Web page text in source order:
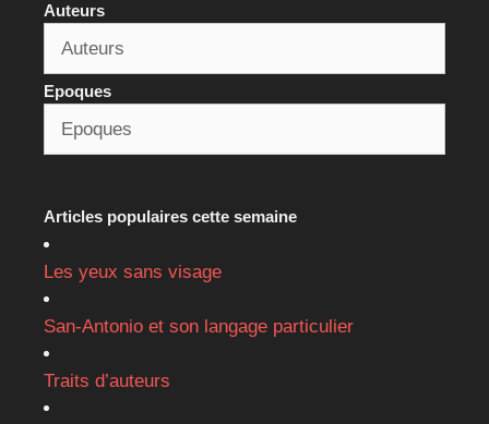
Auteurs
Epoques
Articles populaires cette semaine
Les yeux sans visage
San-Antonio et son langage particulier
Traits d’auteurs